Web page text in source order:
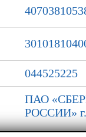
044525225
ПАО
РОССИИ»